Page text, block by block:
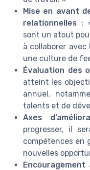
Mise en avant
relationnelles :
sont un atout
à collaborer avec
une culture de
Évaluation des
atteint les
annuel,
talents et de
Axes
progresser, il
compétences en
nouvelles